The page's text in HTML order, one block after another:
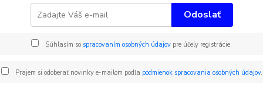
Odoslať
Súhlasím so spracovaním osobných údajov pre účely registrácie.
Prajem si odoberať novinky e-mailom podľa podmienok spracovania osobných údajov.